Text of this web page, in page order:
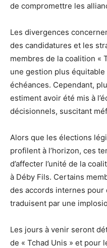
de compromettre les
Les divergences
des candidatures et les
membres de la coalition «
une gestion plus
échéances. Cependant,
estiment avoir été mis à
décisionnels, suscitant
Alors que les élections
profilent à l’horizon, ces
d’affecter l’unité de la
à Déby Fils. Certains
des accords internes
traduisent par une
Les jours à venir seront
de « Tchad Unis » et pour